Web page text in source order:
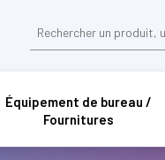
Équipement de bureau /
Fournitures